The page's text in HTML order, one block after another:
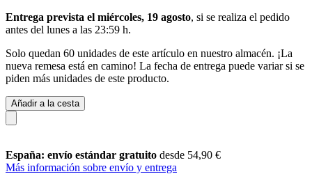
Entrega prevista el miércoles, 19 agosto, si se realiza el pedido
antes del lunes a las 23:59 h.
Solo quedan 60 unidades de este artículo en nuestro almacén. ¡La
nueva remesa está en camino! La fecha de entrega puede variar si se
piden más unidades de este producto.
Añadir a la cesta
España: envío estándar gratuito desde 54,90 €
Más información sobre envío y entrega